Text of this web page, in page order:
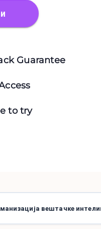
Guarantee
to try
вештачке